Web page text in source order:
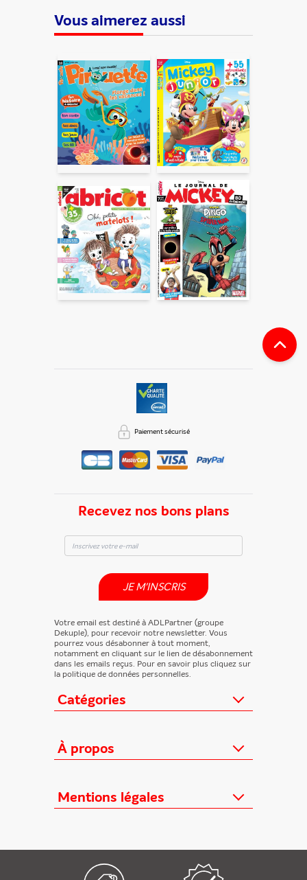
Vous aimerez aussi
Catégories
Loisirs/Culture
TV/Vie pratique
Presse professionnelle
À propos
Qui sommes-nous ?
Offres proposées
Édition numérique offerte
Mentions légales
Politique de données personnelles
Recevez nos bons plans
JE M'INSCRIS
Votre email est destiné à ADLPartner (groupe
Dekuple), pour recevoir notre newsletter. Vous
pourrez vous désabonner à tout moment,
notamment en cliquant sur le lien de désabonnement
dans les emails reçus. Pour en savoir plus cliquez sur
la politique de données personnelles.
Paiement sécurisé